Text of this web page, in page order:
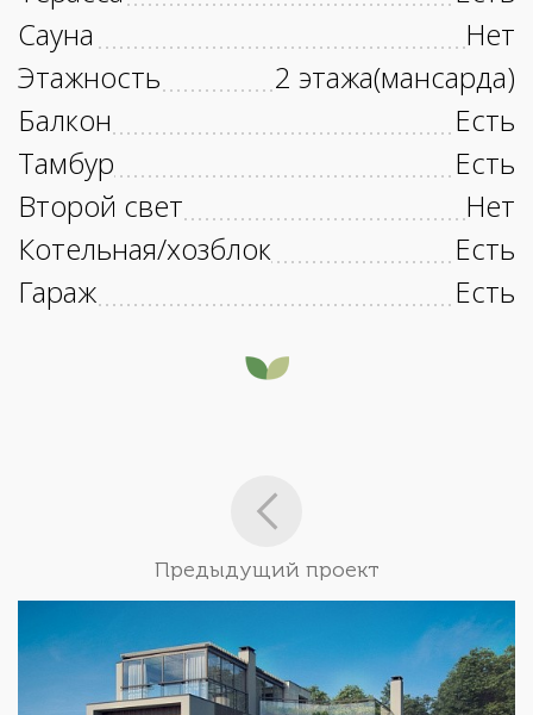
Сауна
Нет
Этажность
2 этажа(мансарда)
Балкон
Есть
Тамбур
Есть
Второй свет
Нет
Котельная/хозблок
Есть
Гараж
Есть
Предыдущий проект